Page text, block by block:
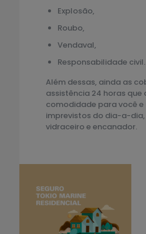
Explosão,
Roubo,
Vendaval,
Responsabilidade civil.
Além dessas, ainda as
assistência 24 horas
comodidade para você
imprevistos do dia-a-dia,
vidraceiro e encanador.